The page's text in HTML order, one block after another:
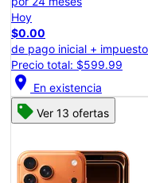
Hoy
$0.00
de pago inicial +
Precio total: $599.99
location_on En existencia
Ver 13 ofertas